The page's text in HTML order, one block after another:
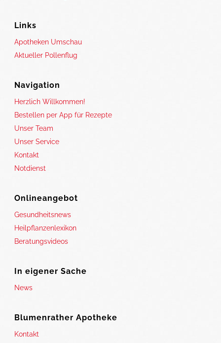
Links
Apotheken Umschau
Aktueller Pollenflug
Navigation
Herzlich Willkommen!
Bestellen per App für Rezepte
Unser Team
Unser Service
Kontakt
Notdienst
Onlineangebot
Gesundheitsnews
Heilpflanzenlexikon
Beratungsvideos
In eigener Sache
News
Blumenrather Apotheke
Kontakt